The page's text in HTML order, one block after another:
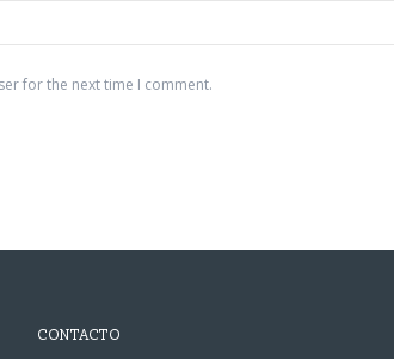
for the next time I comment.
CONTACTO